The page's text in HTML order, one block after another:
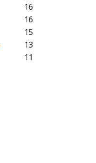
16
16
15
13
11